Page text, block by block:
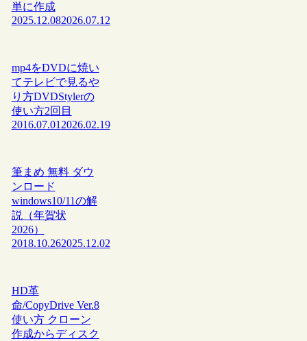
単に作成
2025.12.082026.07.12
mp4をDVDに焼い
てテレビで見るや
り方DVDStylerの
使い方2回目
2016.07.01 2026.02.19
筆まめ 無料 ダウ
ンロード
windows10/11の解
説（年賀状
2026）
2018.10.262025.12.02
HD革
命/CopyDrive Ver.8
使い方 クローン
作成からディスク